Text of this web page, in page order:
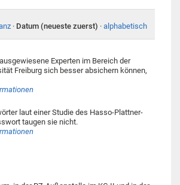
· Datum (neueste zuerst) · alphabetisch
Experten im Bereich der
Freiburg sich besser absichern können,
laut einer Studie des Hasso-Plattner-
taugen sie nicht.